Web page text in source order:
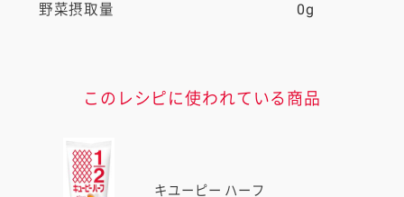
野菜摂取量 0g
このレシピに使われている商品
キユーピー ハーフ